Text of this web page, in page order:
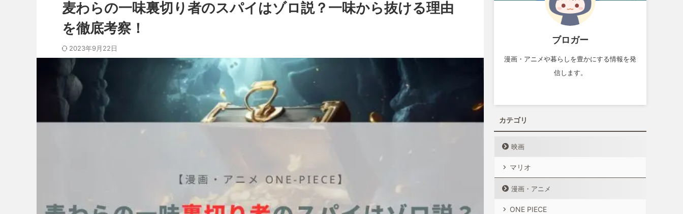
麦わらの一味裏切り者のスパイはゾロ説？一味から抜ける理由
を徹底考察！
2023年9月22日
ブロガー
漫画・アニメや暮らしを豊かにする情報を発
信します。
カテゴリ
映画
マリオ
漫画・アニメ
ONE PIECE